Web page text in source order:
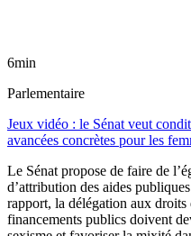
6min
Parlementaire
Jeux vidéo : le Sénat veut
avancées concrètes pour les
Le Sénat propose de faire de
d’attribution des aides
rapport, la délégation aux droits
financements publics doivent